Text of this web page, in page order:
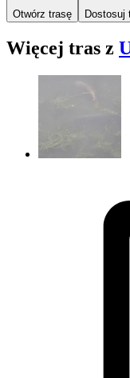
Otwórz trasę Dostosuj
Więcej tras z